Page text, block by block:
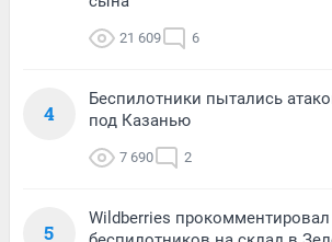
21 609 6
4
Беспилотники пытались
под Казанью
7 690 2
5
Wildberries прокомментировал